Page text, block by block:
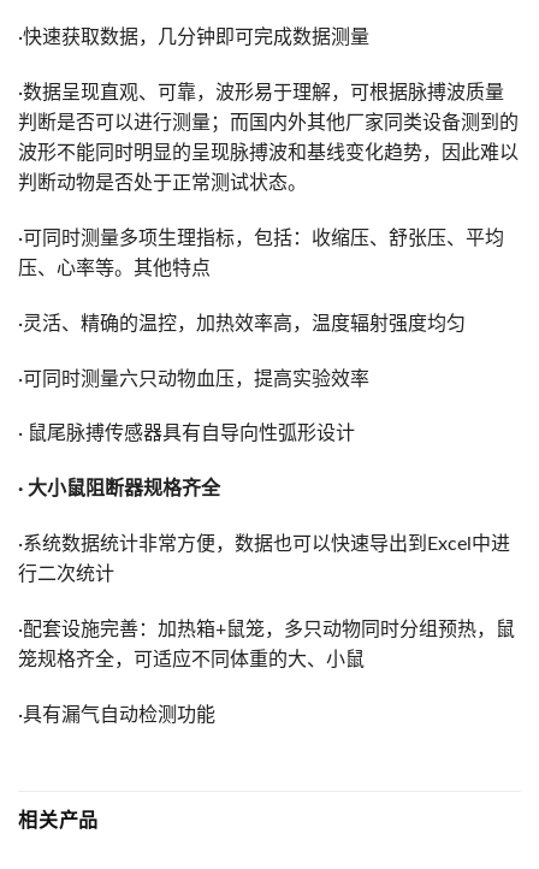
·快速获取数据，几分钟即可完成数据测量
·数据呈现直观、可靠，波形易于理解，可根据脉搏波质量
判断是否可以进行测量；而国内外其他厂家同类设备测到的
波形不能同时明显的呈现脉搏波和基线变化趋势，因此难以
判断动物是否处于正常测试状态。
·可同时测量多项生理指标，包括：收缩压、舒张压、平均
压、心率等。其他特点
·灵活、精确的温控，加热效率高，温度辐射强度均匀
·可同时测量六只动物血压，提高实验效率
· 鼠尾脉搏传感器具有自导向性弧形设计
· 大小鼠阻断器规格齐全
·系统数据统计非常方便，数据也可以快速导出到Excel中进
行二次统计
·配套设施完善：加热箱+鼠笼，多只动物同时分组预热，鼠
笼规格齐全，可适应不同体重的大、小鼠
·具有漏气自动检测功能
相关产品